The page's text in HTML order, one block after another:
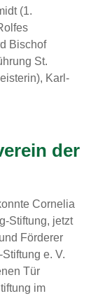
(1.
Bischof
St.
Karl-
der
Cornelia
Stiftung, jetzt
Förderer
e. V.
Tür
im